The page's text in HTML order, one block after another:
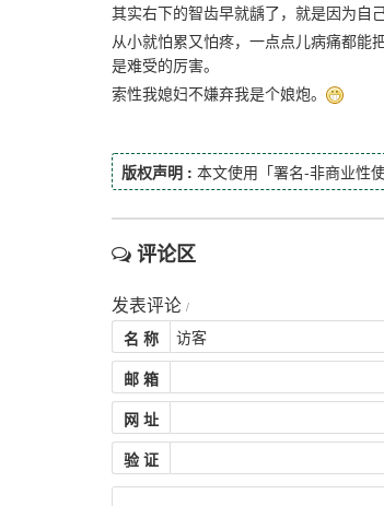
其实右下的智齿早就龋了，就是因为自
从小就怕累又怕疼，一点点儿病痛都能
是难受的厉害。
索性我媳妇不嫌弃我是个娘炮。
版权声明 : 本文使用「署名-非商业性
评论区
发表评论 /
名 称
邮 箱
网 址
验 证